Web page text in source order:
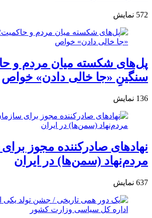
572 نمایش
پل‌های شکسته میان مردم و
سنگینِ «جا خالی دادن» خواص
136 نمایش
نهادهای صادرکننده مجوز
مردم‌نهاد (سمن‌ها) در ایران
637 نمایش